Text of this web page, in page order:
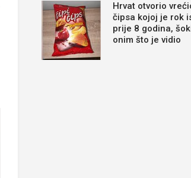
Hrvat otvorio
čipsa kojoj je rok
prije 8 godina,
onim što je vidio